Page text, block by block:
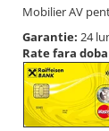
Mobilier AV
Garantie: 24
Rate fara